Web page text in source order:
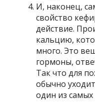
И, наконец,
свойство
действие.
кальцию,
много. Это
гормоны,
Так что для
обычно
один из